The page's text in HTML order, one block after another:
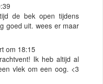
de bek open tijdens
goed uit. wees er maar
om 18:15
Ik heb altijd al
vlek om een oog. <3